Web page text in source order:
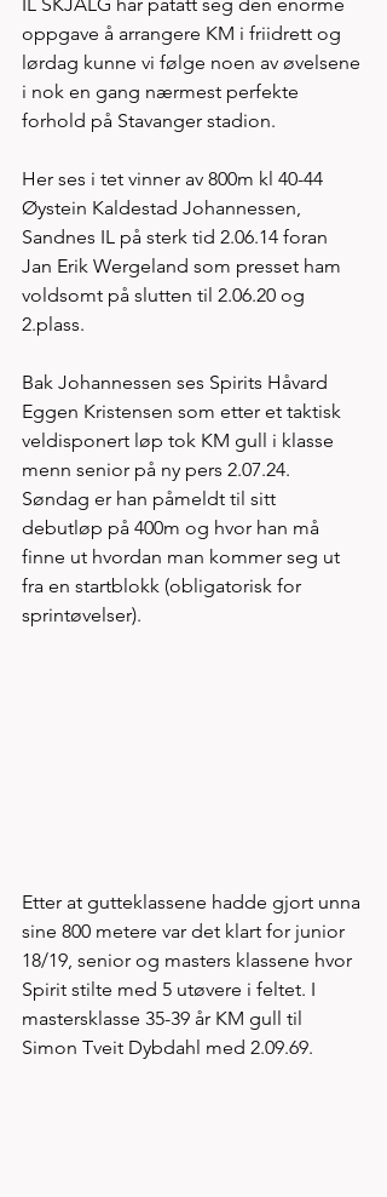
oppgave å arrangere KM i friidrett og
lørdag kunne vi følge noen av øvelsene
i nok en gang nærmest perfekte
forhold på Stavanger stadion.
Her ses i tet vinner av 800m kl 40-44
Øystein Kaldestad Johannessen,
Sandnes IL på sterk tid 2.06.14 foran
Jan Erik Wergeland som presset ham
voldsomt på slutten til 2.06.20 og
2.plass.
Bak Johannessen ses Spirits Håvard
Eggen Kristensen som etter et taktisk
veldisponert løp tok KM gull i klasse
menn senior på ny pers 2.07.24.
Søndag er han påmeldt til sitt
debutløp på 400m og hvor han må
finne ut hvordan man kommer seg ut
fra en startblokk (obligatorisk for
sprintøvelser).
Etter at gutteklassene hadde gjort unna
sine 800 metere var det klart for junior
18/19, senior og masters klassene hvor
Spirit stilte med 5 utøvere i feltet. I
mastersklasse 35-39 år KM gull til
Simon Tveit Dybdahl med 2.09.69.